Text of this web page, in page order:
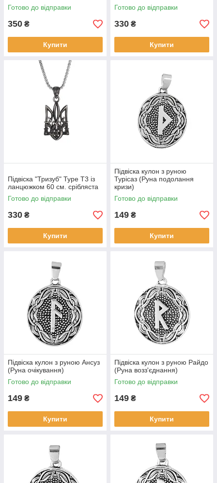
Готово до відправки
350 ₴
Купити
Готово до відправки
330 ₴
Купити
Підвіска "Тризуб" Type Т3 із
ланцюжком 60 см. срібляста
Готово до відправки
330 ₴
Купити
Підвіска кулон з руною
Турісаз (Руна подолання
кризи)
Готово до відправки
149 ₴
Купити
Підвіска кулон з руною Ансуз
(Руна очікування)
Готово до відправки
149 ₴
Купити
Підвіска кулон з руною Райдо
(Руна возз'єднання)
Готово до відправки
149 ₴
Купити